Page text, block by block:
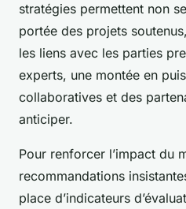
stratégies permettent non
portée des projets
les liens avec les parties
experts, une montée en
collaboratives et des
anticiper.
Pour renforcer l’impact du
recommandations
place d’indicateurs